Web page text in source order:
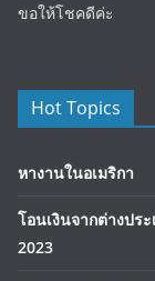
ขอให้โชคดีค่ะ
Hot Topics
หางานในอเมริกา
โอนเงินจากต่างปร
2023